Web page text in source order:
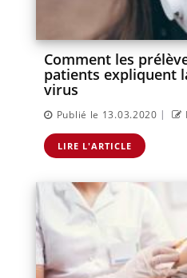
Comment les
patients expliquent
virus
Publié le 13.03.2020 |
LIRE L'ARTICLE